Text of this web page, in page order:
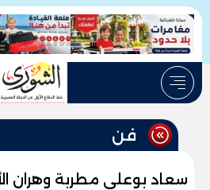
فن
سعاد بوعلي مطربة وهران